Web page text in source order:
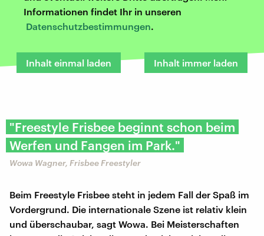
Informationen findet Ihr in unseren
Datenschutzbestimmungen.
Inhalt einmal laden Inhalt immer laden
"Freestyle Frisbee beginnt schon beim
Werfen und Fangen im Park."
Wowa Wagner, Frisbee Freestyler
Beim Freestyle Frisbee steht in jedem Fall der Spaß im
Vordergrund. Die internationale Szene ist relativ klein
und überschaubar, sagt Wowa. Bei Meisterschaften